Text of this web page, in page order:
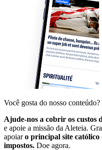
Você gosta do nosso conteúdo?
Ajude-nos a cobrir os custos
e apoie a missão da Aleteia.
apoiaro principal site católico
impostos. Doe agora.